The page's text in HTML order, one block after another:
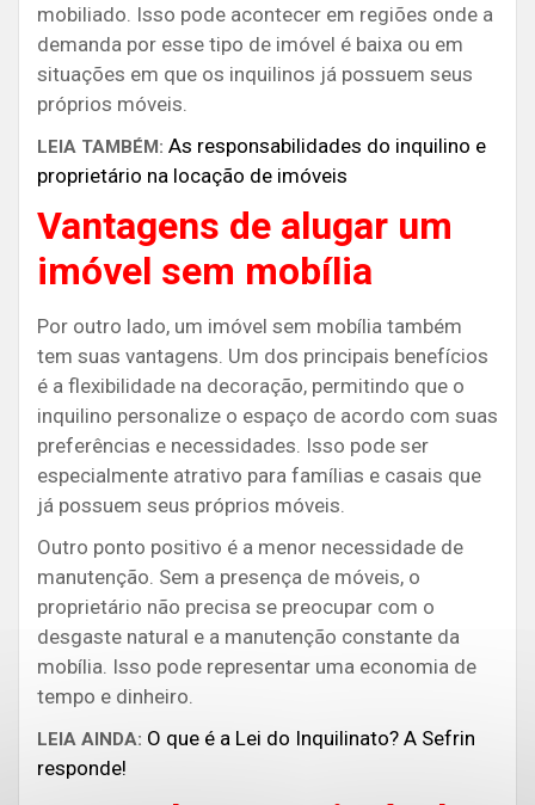
mobiliado. Isso pode acontecer em regiões onde a
demanda por esse tipo de imóvel é baixa ou em
situações em que os inquilinos já possuem seus
próprios móveis.
LEIA TAMBÉM: As responsabilidades do inquilino e
proprietário na locação de imóveis
Vantagens de alugar um
imóvel sem mobília
Por outro lado, um imóvel sem mobília também
tem suas vantagens. Um dos principais benefícios
é a flexibilidade na decoração, permitindo que o
inquilino personalize o espaço de acordo com suas
preferências e necessidades. Isso pode ser
especialmente atrativo para famílias e casais que
já possuem seus próprios móveis.
Outro ponto positivo é a menor necessidade de
manutenção. Sem a presença de móveis, o
proprietário não precisa se preocupar com o
desgaste natural e a manutenção constante da
mobília. Isso pode representar uma economia de
tempo e dinheiro.
LEIA AINDA: O que é a Lei do Inquilinato? A Sefrin
responde!